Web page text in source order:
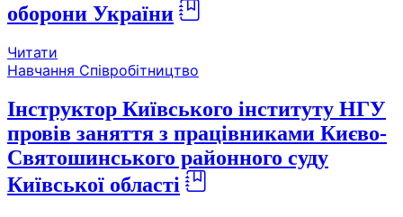
оборони України
Читати
Навчання Співробітництво
Інструктор Київського інституту НГУ
провів заняття з працівниками Києво-
Святошинського районного суду
Київської області